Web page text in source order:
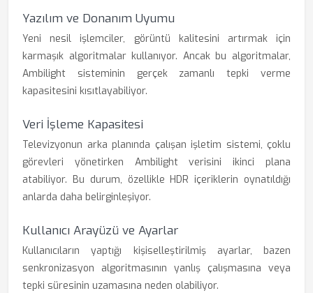
Yazılım ve Donanım Uyumu
Yeni nesil işlemciler, görüntü kalitesini artırmak için
karmaşık algoritmalar kullanıyor. Ancak bu algoritmalar,
Ambilight sisteminin gerçek zamanlı tepki verme
kapasitesini kısıtlayabiliyor.
Veri İşleme Kapasitesi
Televizyonun arka planında çalışan işletim sistemi, çoklu
görevleri yönetirken Ambilight verisini ikinci plana
atabiliyor. Bu durum, özellikle HDR içeriklerin oynatıldığı
anlarda daha belirginleşiyor.
Kullanıcı Arayüzü ve Ayarlar
Kullanıcıların yaptığı kişiselleştirilmiş ayarlar, bazen
senkronizasyon algoritmasının yanlış çalışmasına veya
tepki süresinin uzamasına neden olabiliyor.